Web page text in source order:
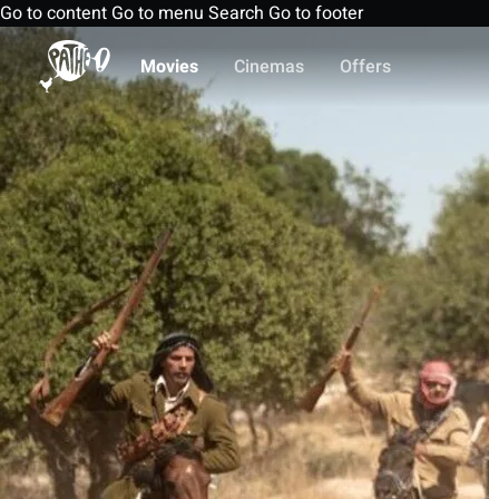
Go to content Go to menu Search Go to footer
Movies
Cinemas Offers